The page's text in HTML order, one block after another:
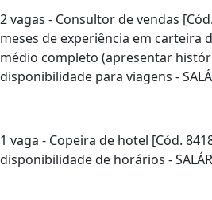
2 vagas - Consultor de vendas
meses de experiência em carteira
médio completo (apresentar
disponibilidade para viagens -
1 vaga - Copeira de hotel [Cód.
disponibilidade de horários -